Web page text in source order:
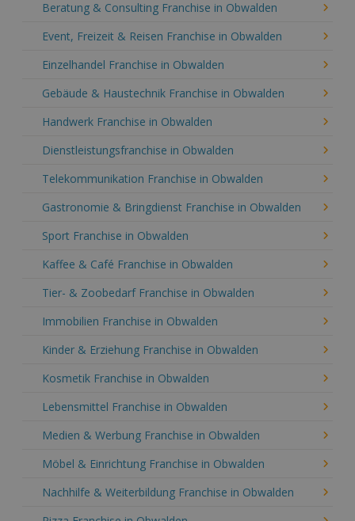
Beratung & Consulting Franchise in Obwalden
Event, Freizeit & Reisen Franchise in Obwalden
Einzelhandel Franchise in Obwalden
Gebäude & Haustechnik Franchise in Obwalden
Handwerk Franchise in Obwalden
Dienstleistungsfranchise in Obwalden
Telekommunikation Franchise in Obwalden
Gastronomie & Bringdienst Franchise in Obwalden
Sport Franchise in Obwalden
Kaffee & Café Franchise in Obwalden
Tier- & Zoobedarf Franchise in Obwalden
Immobilien Franchise in Obwalden
Kinder & Erziehung Franchise in Obwalden
Kosmetik Franchise in Obwalden
Lebensmittel Franchise in Obwalden
Medien & Werbung Franchise in Obwalden
Möbel & Einrichtung Franchise in Obwalden
Nachhilfe & Weiterbildung Franchise in Obwalden